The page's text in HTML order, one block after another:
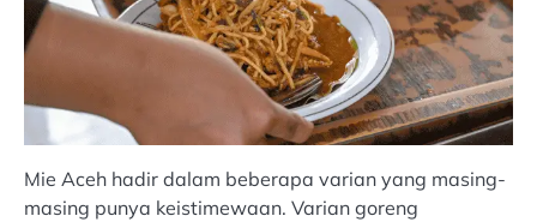
Mie Aceh hadir dalam beberapa varian yang masing-
masing punya keistimewaan. Varian goreng